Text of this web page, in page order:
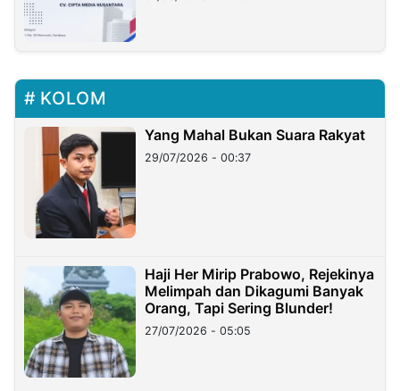
KOLOM
Yang Mahal Bukan Suara Rakyat
29/07/2026 - 00:37
Haji Her Mirip Prabowo, Rejekinya
Melimpah dan Dikagumi Banyak
Orang, Tapi Sering Blunder!
27/07/2026 - 05:05